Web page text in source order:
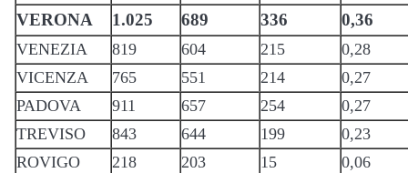
VERONA
1.025 689 336 0,36
VENEZIA 819 604 215
0,28
VICENZA
765 551 214
0,27
PADOVA
911 657 254
0,27
TREVISO
843 644 199
0,23
ROVIGO
218 203 15
0,06